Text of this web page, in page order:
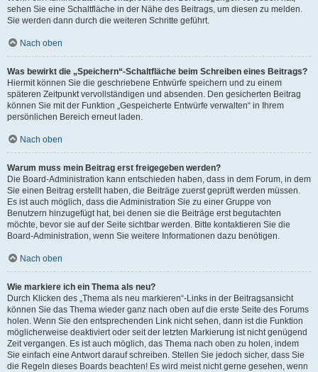
sehen Sie eine Schaltfläche in der Nähe des Beitrags, um diesen zu melden.
Sie werden dann durch die weiteren Schritte geführt.
Nach oben
Was bewirkt die „Speichern“-Schaltfläche beim Schreiben eines Beitrags?
Hiermit können Sie die geschriebene Entwürfe speichern und zu einem
späteren Zeitpunkt vervollständigen und absenden. Den gesicherten Beitrag
können Sie mit der Funktion „Gespeicherte Entwürfe verwalten“ in Ihrem
persönlichen Bereich erneut laden.
Nach oben
Warum muss mein Beitrag erst freigegeben werden?
Die Board-Administration kann entschieden haben, dass in dem Forum, in dem
Sie einen Beitrag erstellt haben, die Beiträge zuerst geprüft werden müssen.
Es ist auch möglich, dass die Administration Sie zu einer Gruppe von
Benutzern hinzugefügt hat, bei denen sie die Beiträge erst begutachten
möchte, bevor sie auf der Seite sichtbar werden. Bitte kontaktieren Sie die
Board-Administration, wenn Sie weitere Informationen dazu benötigen.
Nach oben
Wie markiere ich ein Thema als neu?
Durch Klicken des „Thema als neu markieren“-Links in der Beitragsansicht
können Sie das Thema wieder ganz nach oben auf die erste Seite des Forums
holen. Wenn Sie den entsprechenden Link nicht sehen, dann ist die Funktion
möglicherweise deaktiviert oder seit der letzten Markierung ist nicht genügend
Zeit vergangen. Es ist auch möglich, das Thema nach oben zu holen, indem
Sie einfach eine Antwort darauf schreiben. Stellen Sie jedoch sicher, dass Sie
die Regeln dieses Boards beachten! Es wird meist nicht gerne gesehen, wenn